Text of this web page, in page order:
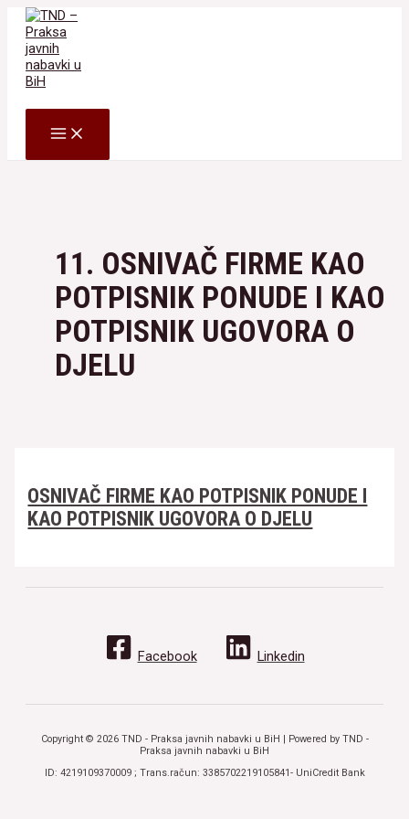
Skip
content
MAIN
MENU
11. OSNIVAČ FIRME KAO
POTPISNIK PONUDE I KAO
POTPISNIK UGOVORA O
DJELU
OSNIVAČ FIRME KAO POTPISNIK PONUDE I
KAO POTPISNIK UGOVORA O DJELU
Facebook Linkedin
Copyright © 2026 TND - Praksa javnih nabavki u BiH | Powered by TND -
Praksa javnih nabavki u BiH
ID: 4219109370009 ; Trans.račun: 3385702219105841- UniCredit Bank